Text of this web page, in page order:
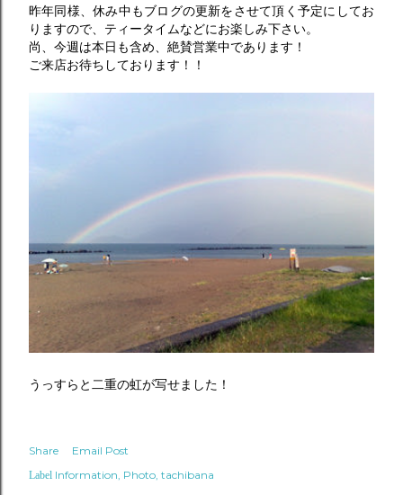
昨年同様、休み中もブログの更新をさせて頂く予定にしてお
りますので、ティータイムなどにお楽しみ下さい。
尚、今週は本日も含め、絶賛営業中であります！
ご来店お待ちしております！！
うっすらと二重の虹が写せました！
Share Email Post
Label Information Photo tachibana